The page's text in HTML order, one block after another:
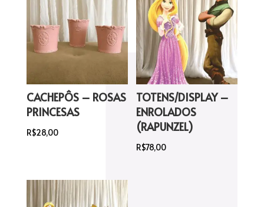
CACHEPÔS – ROSAS
PRINCESAS
R$28,00
TOTENS/DISPLAY –
ENROLADOS
(RAPUNZEL)
R$78,00